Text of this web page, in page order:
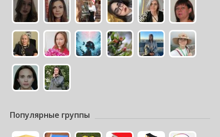
Популярные группы